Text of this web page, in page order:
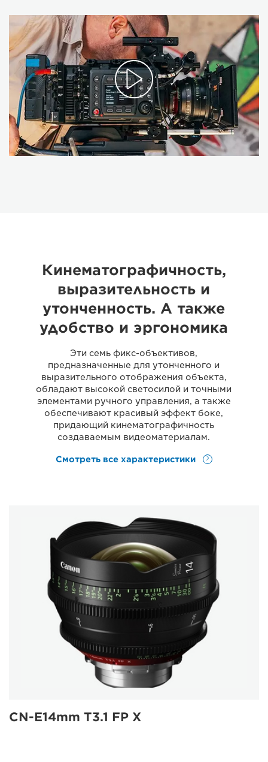
Кинематографичность,
выразительность и
утонченность. А также
удобство и эргономика
Эти семь фикс-объективов,
предназначенные для утонченного и
выразительного отображения объекта,
обладают высокой светосилой и точными
элементами ручного управления, а также
обеспечивают красивый эффект боке,
придающий кинематографичность
создаваемым видеоматериалам.
Смотреть все характеристики
CN-E14mm T3.1 FP X